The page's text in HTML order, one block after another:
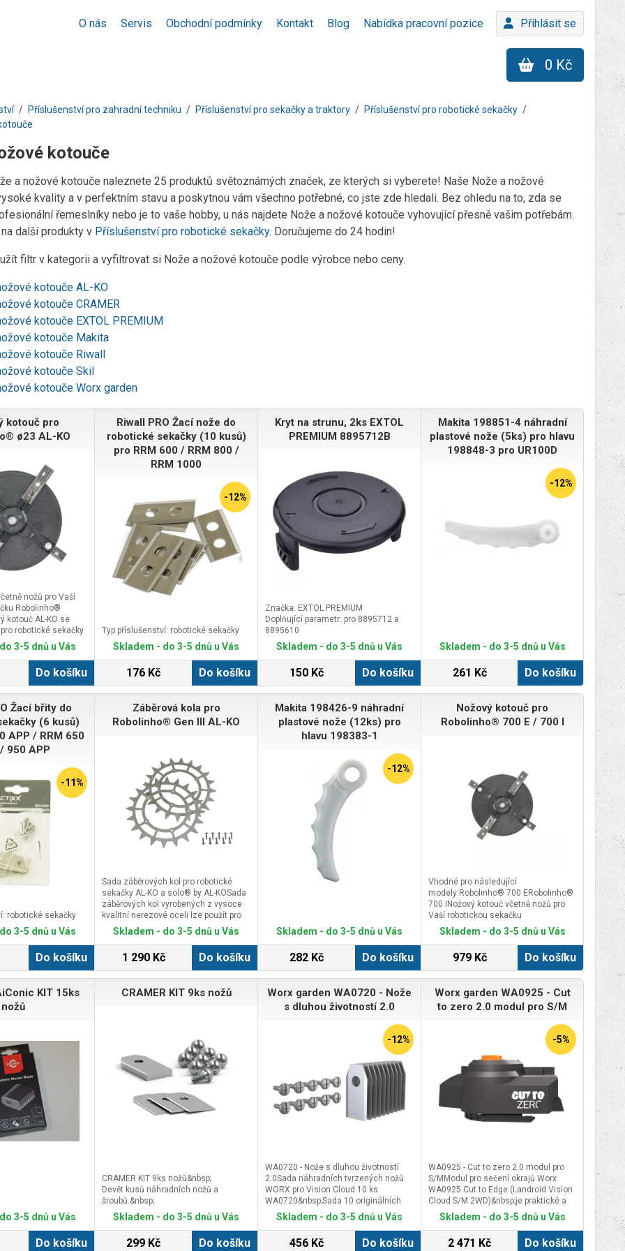
O nás Servis Obchodní podmínky Kontakt Blog Nabídka pracovní pozice Přihlásit se
0 Kč
Příslušenství pro zahradní techniku Příslušenství pro sekačky a traktory
Příslušenství pro robotické sekačky
kotouče
a nožové kotouče naleznete 25 produktů světoznámých značek, ze kterých si vyberete! Naše Nože a nožové
kvality a v perfektním stavu a poskytnou vám všechno potřebné, co jste zde hledali. Bez ohledu na to, zda se
řemeslníky nebo je to vaše hobby, u nás najdete Nože a nožové kotouče vyhovující přesně vašim potřebám.
další produkty v Příslušenství pro robotické sekačky. Doručujeme do 24 hodin!
filtr v kategorii a vyfiltrovat si Nože a nožové kotouče podle výrobce nebo ceny.
kotouče AL-KO
kotouče CRAMER
kotouče EXTOL PREMIUM
kotouče Makita
kotouče Riwall
kotouče Skil
kotouče Worx garden
kotouč pro
ø23 AL-KO
nožů pro Vaší
Robolinho®
kotouč AL-KO se
robotické sekačky
Robolinho® 1200,
W. Kotouč je
Díky
systému
znečištění
a tedy delší
Balení obsahuje
namontovaných
ihned k
3-5 dnů u Vás
Do košíku
Riwall PRO Žací nože do
robotické sekačky (10 kusů)
pro RRM 600 / RRM 800 /
RRM 1000
-12%
Typ příslušenství: robotické sekačky
Skladem - do 3-5 dnů u Vás
176 Kč Do košíku
Kryt na strunu, 2ks EXTOL
PREMIUM 8895712B
Značka: EXTOL PREMIUM
Doplňující parametr: pro 8895712 a
8895610
Skladem - do 3-5 dnů u Vás
150 Kč Do košíku
Makita 198851-4 náhradní
plastové nože (5ks) pro hlavu
198848-3 pro UR100D
-12%
Skladem - do 3-5 dnů u Vás
261 Kč Do košíku
Žací břity do
(6 kusů)
APP / RRM 650
950 APP
-11%
robotické sekačky
3-5 dnů u Vás
Do košíku
Záběrová kola pro
Robolinho® Gen III AL-KO
Sada záběrových kol pro robotické
sekačky AL-KO a solo® by AL-KOSada
záběrových kol vyrobených z vysoce
kvalitní nerezové oceli lze použít pro
všechny robotické sekačky Robolinho
gen III. Zajišťuje vysokou trakci ve
podmínkách. Snadná montáž pomocí
přiložených montážních
300, 350Robolinho 500, 520,
Skladem - do 3-5 dnů u Vás
1 290 Kč Do košíku
Makita 198426-9 náhradní
plastové nože (12ks) pro
hlavu 198383-1
-12%
Skladem - do 3-5 dnů u Vás
282 Kč Do košíku
Nožový kotouč pro
Robolinho® 700 E / 700 I
Vhodné pro následující
modely:Robolinho® 700 ERobolinho®
700 INožový kotouč včetně nožů pro
Vaší robotickou sekačku
Robolinho®Originální nožový kotouč
AL-KO se záběrem 22 cm pro
řady 700. Kotouč je dodáván včetně
nožů. Díky dvojnožovému
zredukováno znečištění sekačky
trávou. Nože z tvrzené oceli mají
výměny. Balení obsahuje nožový
kotouč včetně namontovaných nožů -
Skladem - do 3-5 dnů u Vás
979 Kč Do košíku
KIT 15ks
nožů
3-5 dnů u Vás
Do košíku
CRAMER KIT 9ks nožů
CRAMER KIT 9ks nožů&nbsp;
Devět kusů náhradních nožů a
šroubů.&nbsp;
Skladem - do 3-5 dnů u Vás
299 Kč Do košíku
Worx garden WA0720 - Nože
s dluhou životností 2.0
-12%
WA0720 - Nože s dluhou životností
2.0Sada náhradních tvrzených nožů
WORX pro Vision Cloud 10 ks
WA0720&nbsp;Sada 10 originálních
náhradních tvrzených nožů včetně
šroubů, které jsou určeny pro robotické
zajištění bezpečného sečení je
Skladem - do 3-5 dnů u Vás
456 Kč Do košíku
Worx garden WA0925 - Cut
to zero 2.0 modul pro S/M
-5%
WA0925 - Cut to zero 2.0 modul pro
S/MModul pro sečení okrajů Worx
WA0925 Cut to Edge (Landroid Vision
Cloud S/M 2WD)&nbsp;je praktické a
účinné rozšíření pro robotické sekačky
Worx Landroid Vision Cloud S a M
sečení v blízkosti okrajů trávníku.
Skladem - do 3-5 dnů u Vás
2 471 Kč Do košíku